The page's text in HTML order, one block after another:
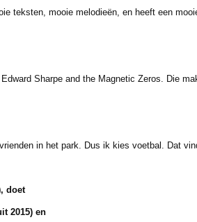
mooie melodieën, en heeft een
Sharpe and the Magnetic Zeros. Die
in het park. Dus ik kies voetbal. Dat
doet
2015) en